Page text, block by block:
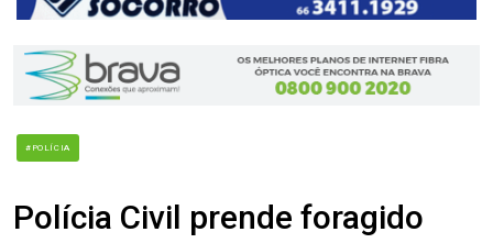
#POLÍCIA
Polícia Civil prende foragido